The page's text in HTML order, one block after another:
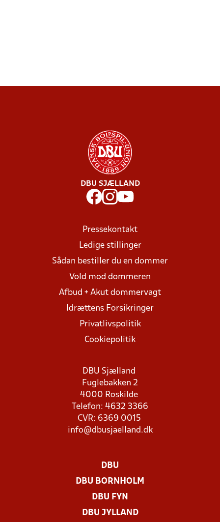
DBU SJÆLLAND
Pressekontakt
Ledige stillinger
Sådan bestiller du en dommer
Vold mod dommeren
Afbud + Akut dommervagt
Idrættens Forsikringer
Privatlivspolitik
Cookiepolitik
DBU Sjælland
Fuglebakken 2
4000 Roskilde
Telefon: 4632 3366
CVR: 6369 0015
info@dbusjaelland.dk
DBU
DBU BORNHOLM
DBU FYN
DBU JYLLAND